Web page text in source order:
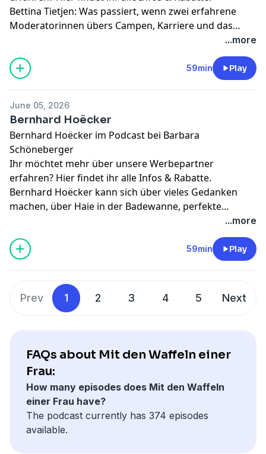
Bettina Tietjen: Was passiert, wenn zwei erfahrene
Moderatorinnen übers Campen, Karriere und das
Leben plaudern? Es wird sehr lustig. In der neuen
Folge von „Mit den Waffeln einer Frau“ erzählt Bettina
Tietjen von einer Nacht im Wolfsgebiet, ihrem
geliebten Wohnmobil und warum sie verzweifelt auf
Gemeinsam mit Barbara Schöneberger plant sie
außerdem einen imaginären Campingurlaub nach
Korsika, inklusive Weißwein, Lagerfeuer und Henning
Baum als oberkörperfreiem Allround-Talent. Also neue
Folge hören, sonst könnt ihr bei den coolen Kids nicht
mitreden!
...more
59min Play
June 05, 2026
Bernhard Hoëcker
Bernhard Hoëcker im Podcast bei Barbara
Schöneberger
Ihr möchtet mehr über unsere Werbepartner
erfahren? Hier findet ihr alle Infos & Rabatte.
Bernhard Hoëcker kann sich über vieles Gedanken
machen, über Haie in der Badewanne, perfekte
theoretisch eine Bank überfallen würde. In der neuen
Folge „Mit den Waffeln einer Frau“ wird’s nerdig,
absurd und ziemlich lustig. Außerdem geht’s um
Zwieback zum Wegsaugen und warum Bernhard am
liebsten 200 Jahre alt werden würde. Dazu singt er
...more
59min Play
Prev 1 2 3 4 5 Next
FAQs about Mit den Waffeln einer
Frau:
How many episodes does Mit den Waffeln
einer Frau have?
The podcast currently has 374 episodes
available.